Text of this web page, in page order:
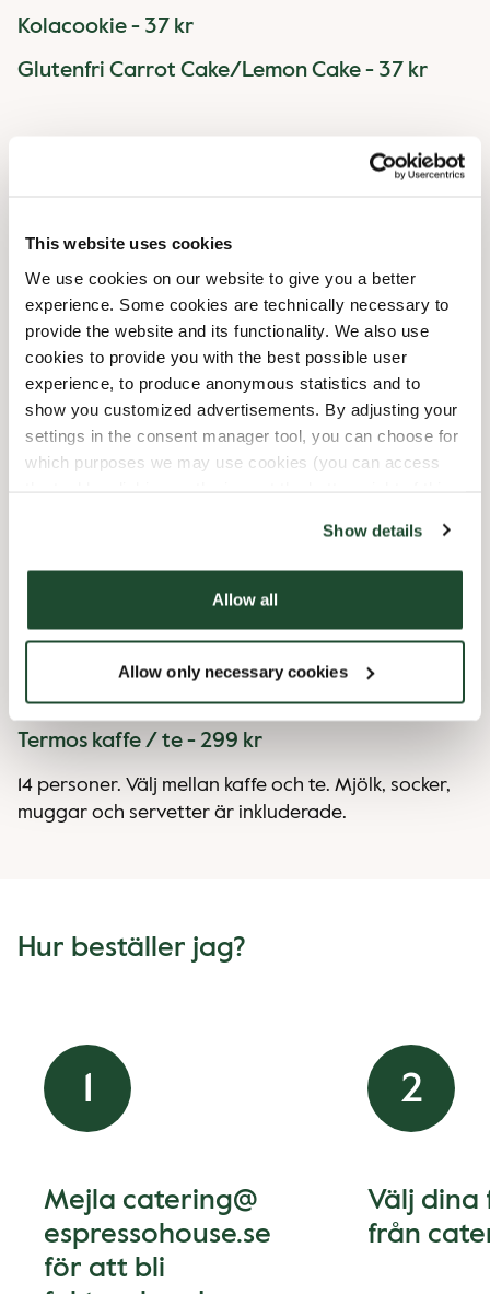
This website uses cookies
We use cookies on our website to give you a better
experience. Some cookies are technically necessary to
provide the website and its functionality. We also use
cookies to provide you with the best possible user
experience, to produce anonymous statistics and to
show you customized advertisements. By adjusting your
settings in the consent manager tool, you can choose for
which purposes we may use cookies (you can access
Show details
Allow all
Allow only necessary cookies
Kolacookie - 37 kr
Glutenfri Carrot Cake/Lemon Cake - 37 kr
Bullpaket & Övrig dryck
10 Bullar - 330 kr
Pepsi/Pepsi MAX - 37 kr
Termos kaffe / te - 299 kr
14 personer. Välj mellan kaffe och te. Mjölk, socker,
muggar och servetter är inkluderade.
Hur beställer jag?
1
Mejla catering@
espressohouse.se
för att bli
2
Välj
från